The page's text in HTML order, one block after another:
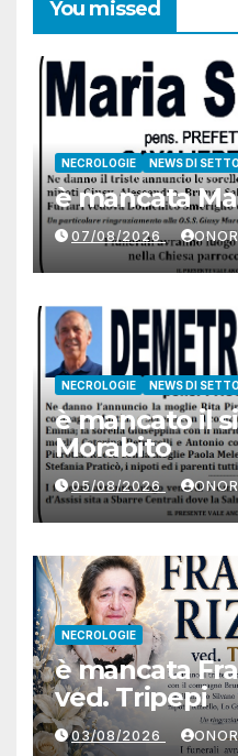
You missed
NECROLOGIE NEWS DI
è mancata
07/08/2026
NECROLOGIE NEWS DI
è mancato il
Morabito
05/08/2026
NECROLOGIE
è mancata
ved. Tripepi
03/08/2026